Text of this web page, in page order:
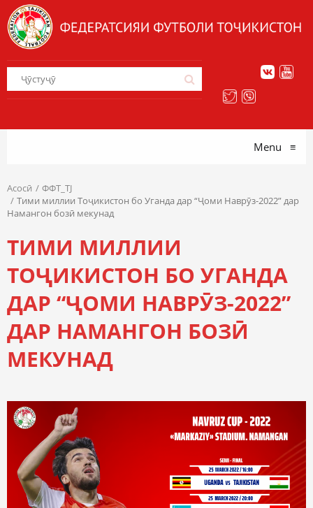
Menu ≡
Асосӣ
ФФТ_TJ
Тими миллии Тоҷикистон бо Уганда дар “Ҷоми Наврӯз-2022” дар
Намангон бозӣ мекунад
ТИМИ МИЛЛИИ
ТОҶИКИСТОН БО УГАНДА
ДАР “ҶОМИ НАВРӮЗ-2022”
ДАР НАМАНГОН БОЗӢ
МЕКУНАД